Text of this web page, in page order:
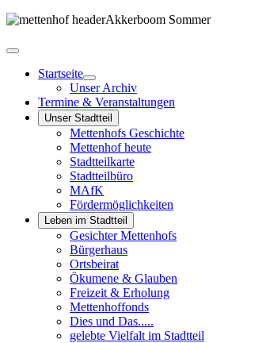
Startseite
Unser Archiv
Termine & Veranstaltungen
Unser Stadtteil
Mettenhofs Geschichte
Mettenhof heute
Stadtteilkarte
Stadtteilbüro
MAfK
Fördermöglichkeiten
Leben im Stadtteil
Gesichter Mettenhofs
Bürgerhaus
Ortsbeirat
Ökumene & Glauben
Freizeit & Erholung
Mettenhoffonds
Dies und Das.....
gelebte Vielfalt im Stadtteil